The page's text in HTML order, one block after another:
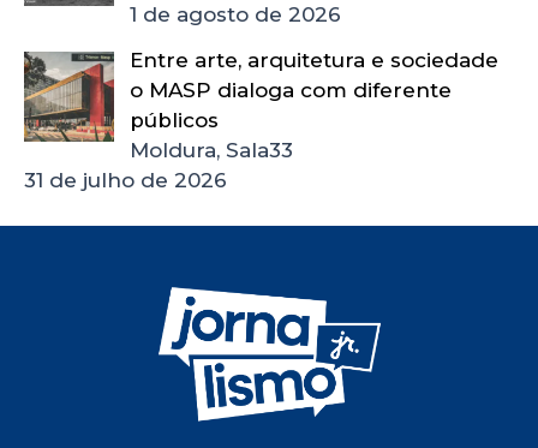
1 de agosto de 2026
Entre arte, arquitetura e sociedade
o MASP dialoga com diferente
públicos
Moldura, Sala33
31 de julho de 2026